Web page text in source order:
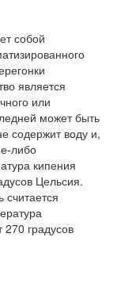
собой
является
или
может быть
содержит воду и,
либо
кипения
Цельсия.
считается
градусов